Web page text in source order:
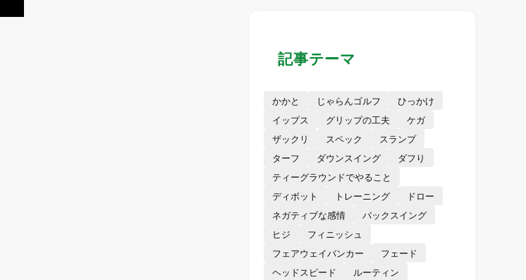
記事テーマ
かかと じゃらんゴルフ
ひっかけ
イップス
グリップの工夫
ケガ
ザックリ
スペック
スランプ
ターフ
ダウンスイング
ダフり
ティーグラウンドでやること
ディボット
トレーニング
ドロー
ネガティブな感情
バックスイング
ヒジ
フィニッシュ
フェアウェイバンカー
フェード
ヘッドスピード
ルーティン